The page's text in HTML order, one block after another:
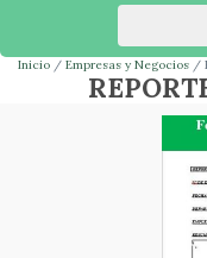
Inicio Empresas y Negocios